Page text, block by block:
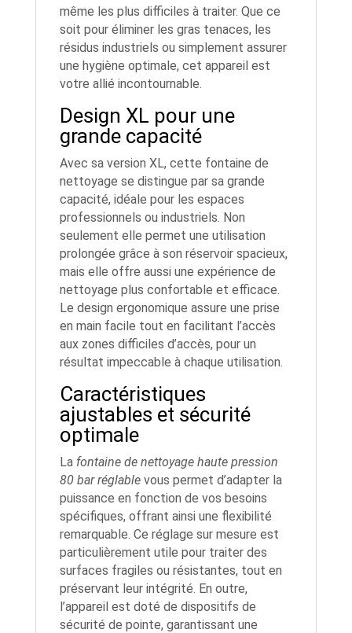
même les plus difficiles à traiter. Que ce
soit pour éliminer les gras tenaces, les
résidus industriels ou simplement assurer
une hygiène optimale, cet appareil est
votre allié incontournable.
Design XL pour une
grande capacité
Avec sa version XL, cette fontaine de
nettoyage se distingue par sa grande
capacité, idéale pour les espaces
professionnels ou industriels. Non
seulement elle permet une utilisation
prolongée grâce à son réservoir spacieux,
mais elle offre aussi une expérience de
nettoyage plus confortable et efficace.
Le design ergonomique assure une prise
en main facile tout en facilitant l’accès
aux zones difficiles d’accès, pour un
résultat impeccable à chaque utilisation.
Caractéristiques
ajustables et sécurité
optimale
La fontaine de nettoyage haute pression
80 bar réglablevous permet d’adapter la
puissance en fonction de vos besoins
spécifiques, offrant ainsi une flexibilité
remarquable. Ce réglage sur mesure est
particulièrement utile pour traiter des
surfaces fragiles ou résistantes, tout en
préservant leur intégrité. En outre,
l’appareil est doté de dispositifs de
sécurité de pointe, garantissant une